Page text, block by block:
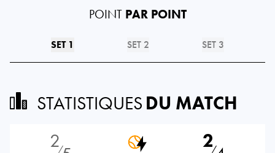
POINT PAR POINT
SET 1 SET 2 SET 3
STATISTIQUES DU MATCH
2⁄ 2⁄